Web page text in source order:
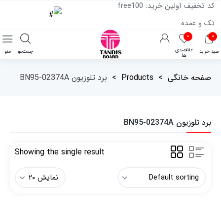
کد تخفیف اولین خرید: free100
تک و عمده
۰
سبد خرید
۰
علاقمندی
ها
منو جستجو
صفحه خانگی >
Products
> برد تلوزیون BN95-02374A
برد تلوزیون BN95-02374A
Showing the single result